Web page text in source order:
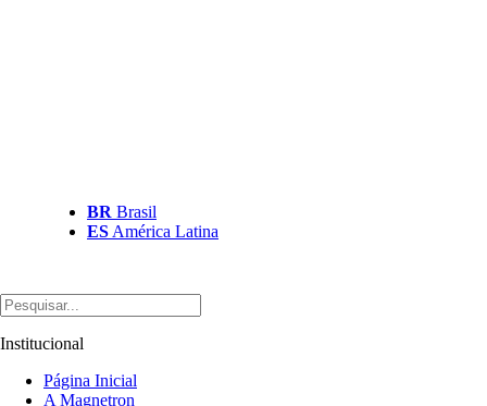
BR Brasil
ES América Latina
Institucional
Página Inicial
A Magnetron